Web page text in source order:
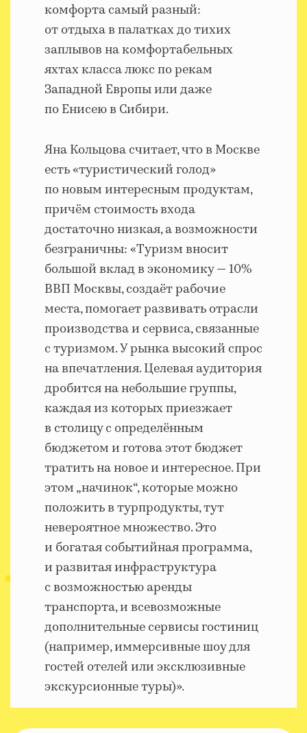
комфорта самый разный:
от отдыха в палатках до тихих
заплывов на комфортабельных
яхтах класса люкс по рекам
Западной Европы или даже
по Енисею в Сибири.
Яна Кольцова считает, что в Москве
есть «туристический голод»
по новым интересным продуктам,
причём стоимость входа
достаточно низкая, а возможности
безграничны: «Туризм вносит
большой вклад в экономику — 10%
ВВП Москвы, создаёт рабочие
места, помогает развивать отрасли
производства и сервиса, связанные
с туризмом. У рынка высокий спрос
на впечатления. Целевая аудитория
дробится на небольшие группы,
каждая из которых приезжает
в столицу с определённым
бюджетом и готова этот бюджет
тратить на новое и интересное. При
этом „начинок“, которые можно
положить в турпродукты, тут
невероятное множество. Это
и богатая событийная программа,
и развитая инфраструктура
с возможностью аренды
транспорта, и всевозможные
дополнительные сервисы гостиниц
(например, иммерсивные шоу для
гостей отелей или эксклюзивные
экскурсионные туры)».